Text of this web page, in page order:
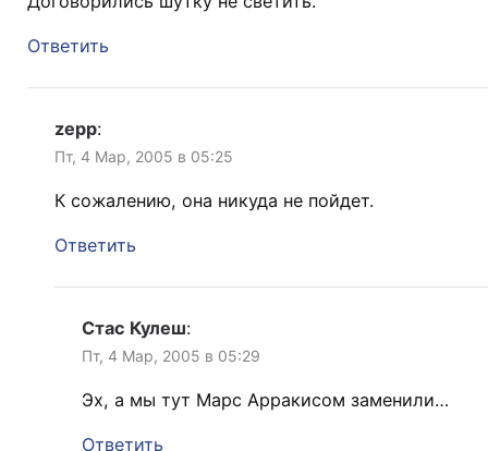
Ответить
zepp:
Пт, 4 Мар, 2005 в 05:25
К сожалению, она никуда не пойдет.
Ответить
Стас Кулеш:
Пт, 4 Мар, 2005 в 05:29
Эх, а мы тут Марс Арракисом заменили…
Ответить